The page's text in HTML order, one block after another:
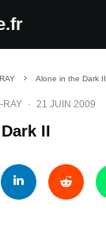
Alone in the Dark II
RAY · 21 JUIN 2009
II